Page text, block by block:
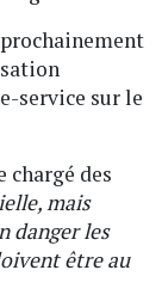
service sur le
des
mais
danger les
être au